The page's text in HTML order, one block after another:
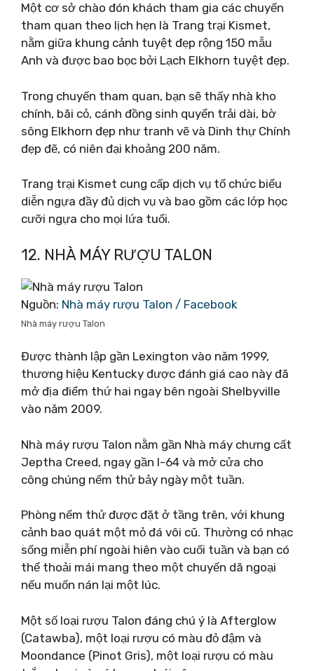
Một cơ sở chào đón khách tham gia các chuyến
tham quan theo lịch hẹn là Trang trại Kismet,
nằm giữa khung cảnh tuyệt đẹp rộng 150 mẫu
Anh và được bao bọc bởi Lạch Elkhorn tuyệt đẹp.
Trong chuyến tham quan, bạn sẽ thấy nhà kho
chính, bãi cỏ, cánh đồng sinh quyển trải dài, bờ
sông Elkhorn đẹp như tranh vẽ và Dinh thự Chính
đẹp đẽ, có niên đại khoảng 200 năm.
Trang trại Kismet cung cấp dịch vụ tổ chức biểu
diễn ngựa đầy đủ dịch vụ và bao gồm các lớp học
cưỡi ngựa cho mọi lứa tuổi.
12. NHÀ MÁY RƯỢU TALON
Nguồn: Nhà máy rượu Talon / Facebook
Nhà máy rượu Talon
Được thành lập gần Lexington vào năm 1999,
thương hiệu Kentucky được đánh giá cao này đã
mở địa điểm thứ hai ngay bên ngoài Shelbyville
vào năm 2009.
Nhà máy rượu Talon nằm gần Nhà máy chưng cất
Jeptha Creed, ngay gần I-64 và mở cửa cho
công chúng nếm thử bảy ngày một tuần.
Phòng nếm thử được đặt ở tầng trên, với khung
cảnh bao quát một mỏ đá vôi cũ. Thường có nhạc
sống miễn phí ngoài hiên vào cuối tuần và bạn có
thể thoải mái mang theo một chuyến dã ngoại
nếu muốn nán lại một lúc.
Một số loại rượu Talon đáng chú ý là Afterglow
(Catawba), một loại rượu có màu đỏ đậm và
Moondance (Pinot Gris), một loại rượu có màu